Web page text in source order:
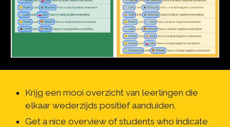
Krijg een mooi overzicht van leerlingen die
elkaar wederzijds positief aanduiden.
Get a nice overview of students who indicate